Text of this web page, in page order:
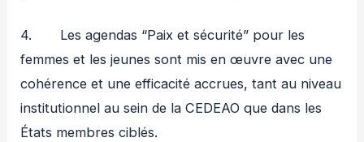
4. Les agendas “Paix et sécurité” pour les
femmes et les jeunes sont mis en œuvre avec une
cohérence et une efficacité accrues, tant au niveau
institutionnel au sein de la CEDEAO que dans les
États membres ciblés.